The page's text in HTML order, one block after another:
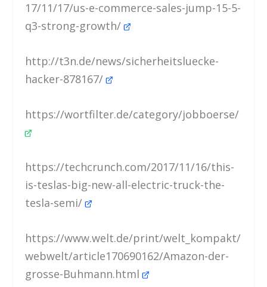
17/11/17/us-e-commerce-sales-jump-15-5-
q3-strong-growth/
http://t3n.de/news/sicherheitsluecke-
hacker-878167/
https://wortfilter.de/category/jobboerse/
https://techcrunch.com/2017/11/16/this-
is-teslas-big-new-all-electric-truck-the-
tesla-semi/
https://www.welt.de/print/welt_kompakt/
webwelt/article170690162/Amazon-der-
grosse-Buhmann.html